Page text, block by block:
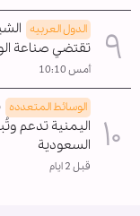
الدول العربیه
تقتضي صناعة
أمس 10:10
الوسائط المتعدده
اليمنية تدعم
السعودية
قبل 2 ايام